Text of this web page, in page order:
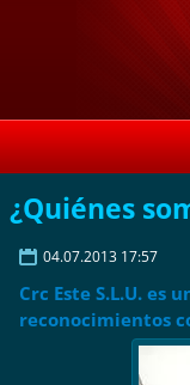
¿Quiénes
04.07.2013 17:57
Crc Este S.L.U. es
reconocimientos